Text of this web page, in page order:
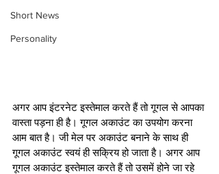
Short News
Personality
अगर आप इंटरनेट इस्तेमाल करते हैं तो गूगल से आपका
वास्ता पड़ना ही है। गूगल अकाउंट का उपयोग करना
आम बात है। जी मेल पर अकाउंट बनाने के साथ ही
गूगल अकाउंट स्वयं ही सक्रिय हो जाता है। अगर आप
गूगल अकाउंट इस्तेमाल करते हैं तो उसमें होने जा रहे